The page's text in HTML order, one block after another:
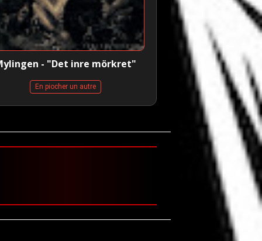
- "Det inre mörkret"
En piocher un autre